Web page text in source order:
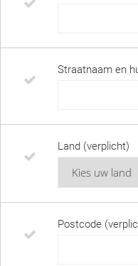
Straatnaam en
Land (verplicht)
Postcode